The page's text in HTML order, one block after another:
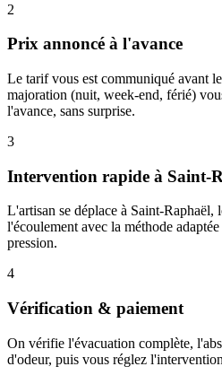
2
Prix annoncé à l'avance
Le tarif vous est communiqué avant
majoration (nuit, week-end, férié)
l'avance, sans surprise.
3
Intervention rapide à Saint-
L'artisan se déplace à Saint-
l'écoulement avec la méthode
pression.
4
Vérification & paiement
On vérifie l'évacuation complète,
d'odeur, puis vous réglez